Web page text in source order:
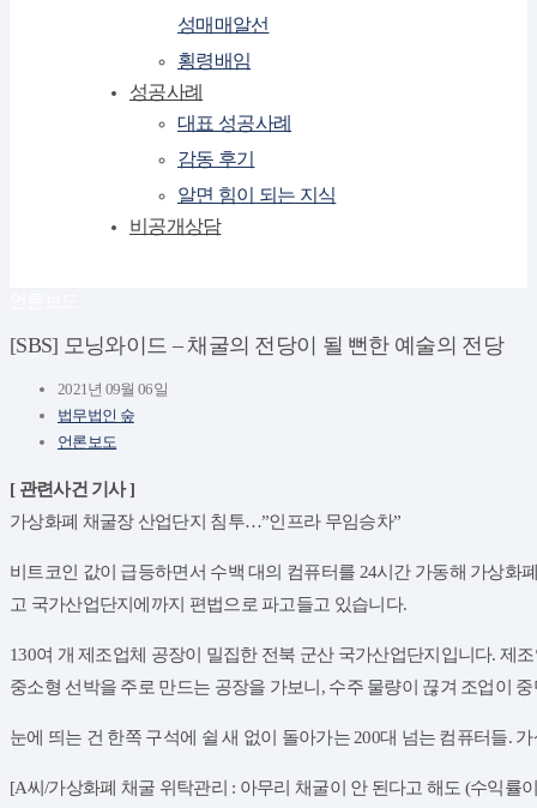
성매매알선
횡령배임
성공사례
대표 성공사례
감동 후기
알면 힘이 되는 지식
비공개상담
[SBS] 모닝와이드 – 채굴의 전당이 될 뻔한 예술의 전당
2021년 09월 06일
법무법인 숲
언론보도
​[ 관련사건 기사 ]
가상화폐 채굴장 산업단지 침투…”인프라 무임승차”
비트코인 값이 급등하면서 수백 대의 컴퓨터를 24시간 가동해 가상
고 국가산업단지에까지 편법으로 파고들고 있습니다.
130여 개 제조업체 공장이 밀집한 전북 군산 국가산업단지입니다. 제
중소형 선박을 주로 만드는 공장을 가보니, 수주 물량이 끊겨 조업이
눈에 띄는 건 한쪽 구석에 쉴 새 없이 돌아가는 200대 넘는 컴퓨터들.
​[A씨/가상화폐 채굴 위탁관리 : 아무리 채굴이 안 된다고 해도 (수익률